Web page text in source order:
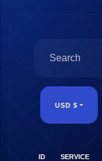
USD $
ID SERVICE